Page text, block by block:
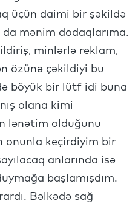
üçün daimi bir şəkildə
mənim dodaqlarıma.
minlərlə reklam,
özünə çəkildiyi bu
böyük bir lütf idi buna
olana kimi
lənətim olduğunu
onunla keçirdiyim bir
anlarında isə
başlamışdım.
Bəlkədə sağ